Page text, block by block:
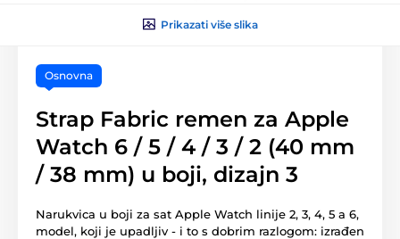
Prikazati više slika
Osnovna
Strap Fabric remen za Apple
Watch 6 / 5 / 4 / 3 / 2 (40 mm
/ 38 mm) u boji, dizajn 3
Narukvica u boji za sat Apple Watch linije 2, 3, 4, 5 a 6,
model, koji je upadljiv - i to s dobrim razlogom: izrađen